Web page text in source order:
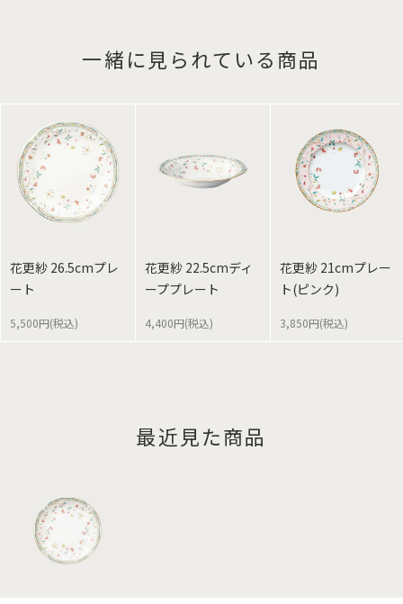
一緒に見られている商品
花更紗 26.5cmプレ
ート
5,500円(税込)
花更紗 22.5cmディ
ーププレート
4,400円(税込)
花更紗 21cmプレー
ト(ピンク)
3,850円(税込)
最近見た商品